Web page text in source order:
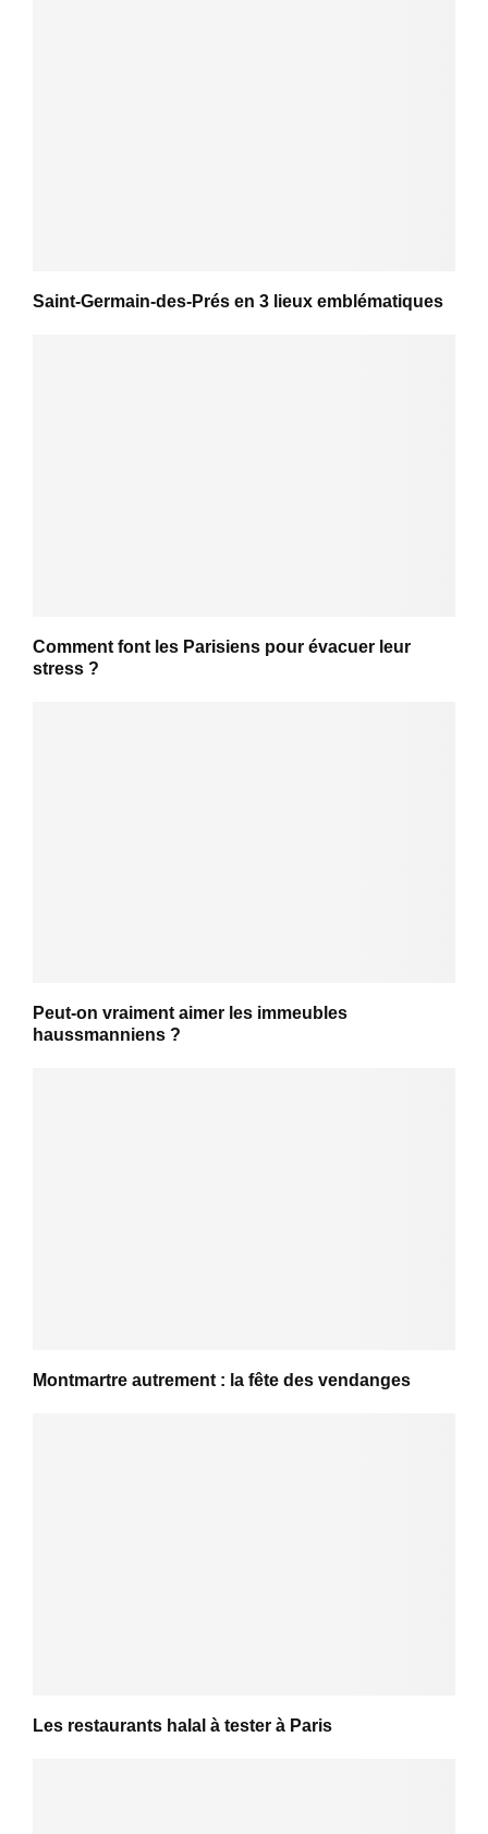
Saint-Germain-des-Prés en 3 lieux emblématiques
Comment font les Parisiens pour évacuer leur
stress ?
Peut-on vraiment aimer les immeubles
haussmanniens ?
Montmartre autrement : la fête des vendanges
Les restaurants halal à tester à Paris